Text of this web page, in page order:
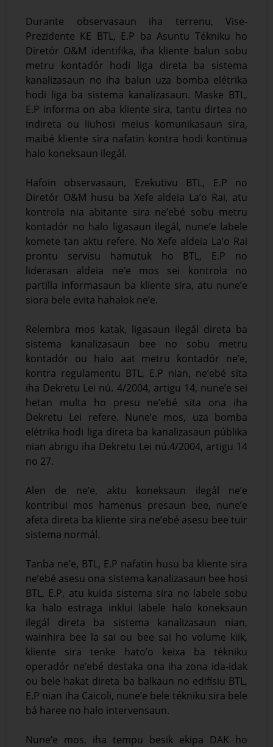
Durante observasaun iha terrenu, Vise-
Prezidente KE BTL, E.P ba Asuntu Tékniku ho
Diretór O&M identifika, iha kliente balun sobu
metru kontadór hodi liga direta ba sistema
kanalizasaun no iha balun uza bomba elétrika
hodi liga ba sistema kanalizasaun. Maske BTL,
E.P informa on aba kliente sira, tantu dirtea no
indireta ou liuhosi meius komunikasaun sira,
maibé kliente sira nafatin kontra hodi kontinua
halo koneksaun ilegál.
Hafoin observasaun, Ezekutivu BTL, E.P no
Diretór O&M husu ba Xefe aldeia La’o Rai, atu
kontrola nia abitante sira ne’ebé sobu metru
kontadór no halo ligasaun ilegál, nune’e labele
komete tan aktu refere. No Xefe aldeia La’o Rai
prontu servisu hamutuk ho BTL, E.P no
liderasan aldeia ne’e mos sei kontrola no
partilla informasaun ba kliente sira, atu nune’e
siora bele evita hahalok ne’e.
Relembra mos katak, ligasaun ilegál direta ba
sistema kanalizasaun bee no sobu metru
kontadór ou halo aat metru kontadór ne’e,
kontra regulamentu BTL, E.P nian, ne’ebé sita
iha Dekretu Lei nú. 4/2004, artigu 14, nune’e sei
hetan multa ho presu ne’ebé sita ona iha
Dekretu Lei refere. Nune’e mos, uza bomba
elétrika hodi liga direta ba kanalizasaun públika
nian abrigu iha Dekretu Lei nú.4/2004, artigu 14
no 27.
Alen de ne’e, aktu koneksaun ilegál ne’e
kontribui mos hamenus presaun bee, nune’e
afeta direta ba kliente sira ne’ebé asesu bee tuir
sistema normál.
Tanba ne’e, BTL, E.P nafatin husu ba kliente sira
ne’ebé asesu ona sistema kanalizasaun bee hosi
BTL, E.P, atu kuida sistema sira no labele sobu
ka halo estraga inklui labele halo koneksaun
ilegál direta ba sistema kanalizasaun nian,
wainhira bee la sai ou bee sai ho volume kiik,
kliente sira tenke hato’o keixa ba tékniku
operadór ne’ebé destaka ona iha zona ida-idak
ou bele hakat direta ba balkaun no edifísiu BTL,
E.P nian iha Caicoli, nune’e bele tékniku sira bele
bá haree no halo intervensaun.
Nune’e mos, iha tempu besik ekipa DAK ho